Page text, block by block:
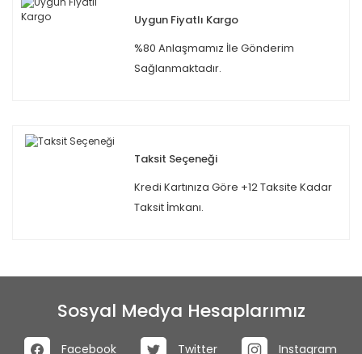
Uygun Fiyatlı Kargo
%80 Anlaşmamız İle Gönderim
Sağlanmaktadır.
Taksit Seçeneği
Kredi Kartınıza Göre +12 Taksite Kadar
Taksit İmkanı.
Sosyal Medya Hesaplarımız
Facebook Twitter Instagram